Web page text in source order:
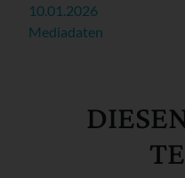
10.01.2026
Mediadaten